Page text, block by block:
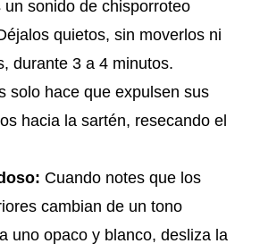
un sonido de chisporroteo
quietos, sin moverlos ni
durante 3 a 4 minutos.
solo hace que expulsen sus
hacia la sartén, resecando el
Cuando notes que los
cambian de un tono
uno opaco y blanco, desliza la